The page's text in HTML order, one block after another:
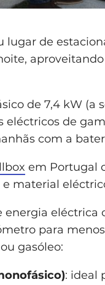
lugar de
de 7,4 kW (a
eléctricos de
com a
em Portugal
material
energia
para
gasóleo:
: ideal